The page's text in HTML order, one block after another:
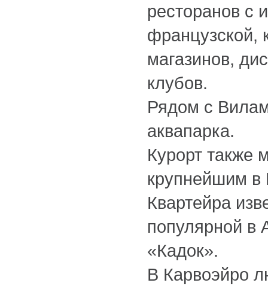
ресторанов с
французской,
магазинов,
клубов.
Рядом с
аквапарка.
Курорт также
крупнейшим в
Квартейра
популярной в
«Кадок».
В Карвоэйро